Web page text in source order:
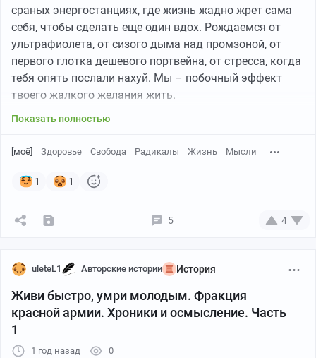
*пост не призывает к какой либо экстремистской
деятельности, а лишь отображает личное мнение
автора
сраных энергостанциях, где жизнь жадно жрет сама
себя, чтобы сделать еще один вдох. Рождаемся от
ультрафиолета, от сизого дыма над промзоной, от
первого глотка дешевого портвейна, от стресса, когда
тебя опять послали нахуй. Мы – побочный эффект
твоего жалкого желания жить.
Показать полностью
[моё] Здоровье Свобода Радикалы Жизнь Мысли
1 1
5 4
uleteL1 Авторские истории История
Живи быстро, умри молодым. Фракция
красной армии. Хроники и осмысление. Часть
1
1 год назад 0